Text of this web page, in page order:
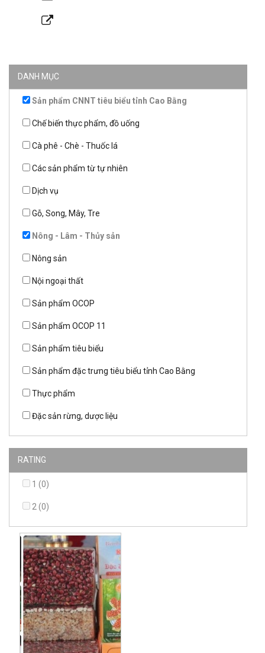
DANH MỤC
Sản phẩm CNNT tiêu biểu tỉnh Cao Bằng
Chế biến thực phẩm, đồ uống
Cà phê - Chè - Thuốc lá
Các sản phẩm từ tự nhiên
Dịch vụ
Gỗ, Song, Mây, Tre
Nông - Lâm - Thủy sản
Nông sản
Nội ngoại thất
Sản phẩm OCOP
Sản phẩm OCOP 11
Sản phẩm tiêu biểu
Sản phẩm đặc trưng tiêu biểu tỉnh Cao Bằng
Thực phẩm
Đặc sản rừng, dược liệu
RATING
1 (0)
2 (0)